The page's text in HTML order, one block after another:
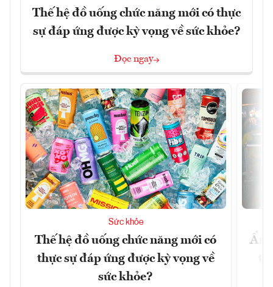
Thế hệ đồ uống chức năng mới có thực
sự đáp ứng được kỳ vọng về sức khỏe?
Đọc ngay
Sức khỏe
Thế hệ đồ uống chức năng mới có
thực sự đáp ứng được kỳ vọng về
sức khỏe?
Ẩm